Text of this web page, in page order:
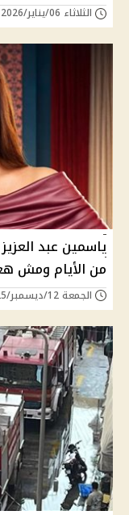
الثلاثاء 06/يناير/2026 - 08:52 م
ياسمين عبد
من الأيام ومش
الجمعة 12/ديسمبر/2025 - 08:15 م